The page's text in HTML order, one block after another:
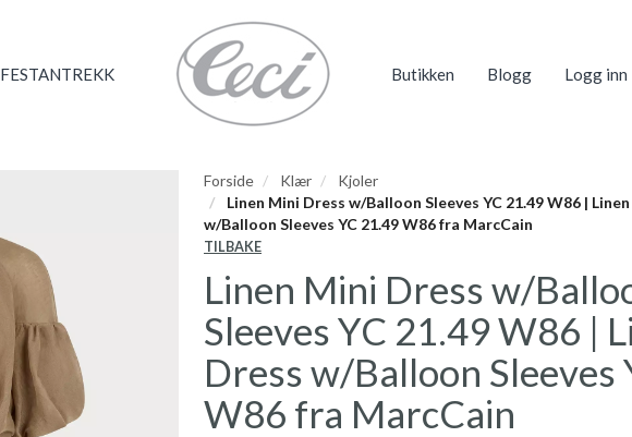
FESTANTREKK Butikken Blogg Logg inn
Forside Klær
Kjoler
Linen Mini Dress w/Balloon Sleeves YC 21.49 W86 |
w/Balloon Sleeves YC 21.49 W86 fra MarcCain
TILBAKE
Linen Mini Dress w/
Sleeves YC 21.49 W86 |
Dress w/Balloon Sleeves
W86 fra MarcCain